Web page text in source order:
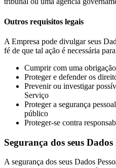
Outros requisitos legais
A Empresa pode divulgar seus
fé de que tal ação é necessária
Cumprir com uma
Proteger e defender os
Prevenir ou investigar
Serviço
Proteger a segurança
público
Proteger-se contra
Segurança dos seus Dados
A segurança dos seus Dados